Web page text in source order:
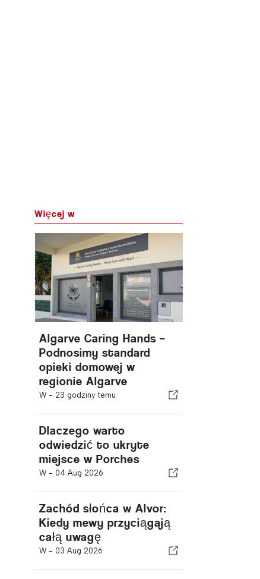
Więcej w
Algarve Caring Hands –
Podnosimy standard
opieki domowej w
regionie Algarve
W - 23 godziny temu
Dlaczego warto
odwiedzić to ukryte
miejsce w Porches
W - 04 Aug 2026
Zachód słońca w Alvor:
Kiedy mewy przyciągają
całą uwagę
W - 03 Aug 2026